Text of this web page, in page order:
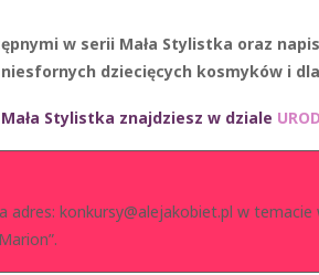
w serii Mała Stylistka oraz
dziecięcych kosmyków i
Stylistka znajdziesz w dziale
konkursy@alejakobiet.pl w temacie
Marion”.